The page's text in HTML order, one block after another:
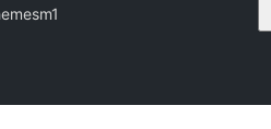
m1